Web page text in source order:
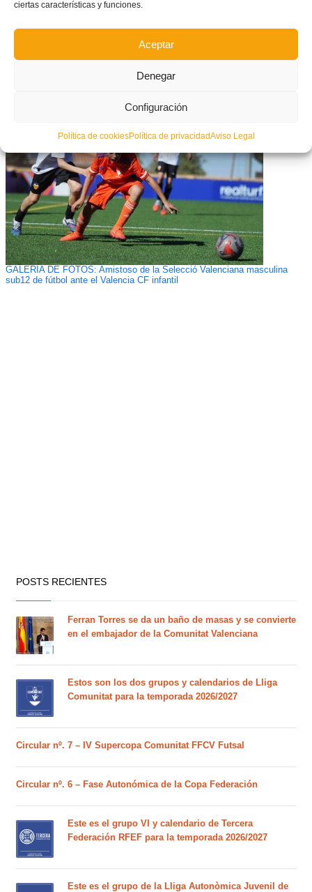
ciertas características y funciones.
Aceptar
Denegar
Configuración
Política de cookiesPolítica de privacidadAviso Legal
CONVOCATORIA: Amistoso de la Selecció Valenciana masculina sub19
GALERÍA DE FOTOS: Amistoso de la Selecció Valenciana masculina
sub12 de fútbol ante el Valencia CF infantil
POSTS RECIENTES
Ferran Torres se da un baño de masas y se convierte
en el embajador de la Comunitat Valenciana
Estos son los dos grupos y calendarios de Lliga
Comunitat para la temporada 2026/2027
Circular nº. 7 – IV Supercopa Comunitat FFCV Futsal
Circular nº. 6 – Fase Autonómica de la Copa Federación
Este es el grupo VI y calendario de Tercera
Federación RFEF para la temporada 2026/2027
Este es el grupo de la Lliga Autonòmica Juvenil de